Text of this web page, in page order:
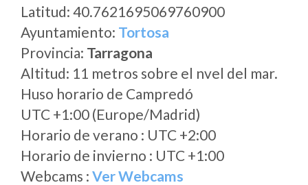
Latitud: 40.7621695069760900
Ayuntamiento: Tortosa
Provincia: Tarragona
Altitud: 11 metros sobre el nvel del mar.
Huso horario de Campredó
UTC +1:00 (Europe/Madrid)
Horario de verano : UTC +2:00
Horario de invierno : UTC +1:00
Webcams : Ver Webcams